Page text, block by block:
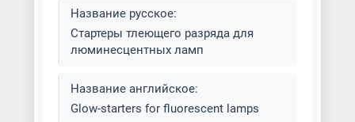
Название русское:
Стартеры тлеющего разряда для
люминесцентных ламп
Название английское:
Glow-starters for fluorescent lamps